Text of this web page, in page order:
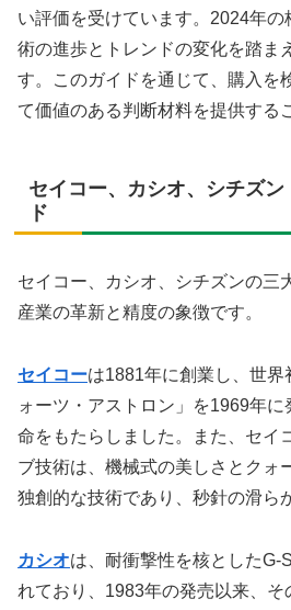
い評価を受けています。2024年
術の進歩とトレンドの変化を踏ま
す。このガイドを通じて、購入を
て価値のある判断材料を提供する
セイコー、カシオ、シチズ
ド
セイコー、カシオ、シチズンの三
産業の革新と精度の象徴です。
セイコーは1881年に創業し、世界
ォーツ・アストロン」を1969年
命をもたらしました。また、セイ
ブ技術は、機械式の美しさとクォ
独創的な技術であり、秒針の滑ら
カシオは、耐衝撃性を核としたG-
れており、1983年の発売以来、そ